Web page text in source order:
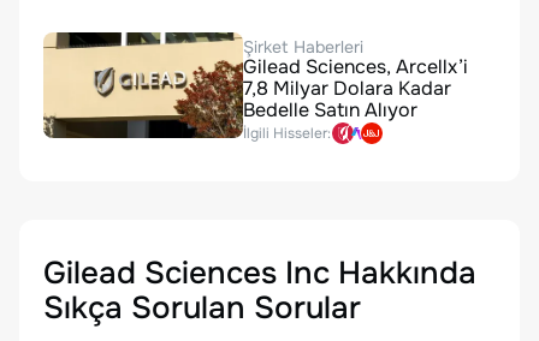
Şirket Haberleri
Gilead Sciences, Arcellx’i
7,8 Milyar Dolara Kadar
Bedelle Satın Alıyor
İlgili Hisseler:
Gilead Sciences Inc Hakkında
Sıkça Sorulan Sorular